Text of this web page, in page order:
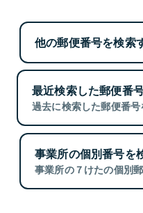
他の郵便番号を検索
最近検索した郵便番
過去に検索した郵便番号
事業所の個別番号を
事業所の７けたの個別